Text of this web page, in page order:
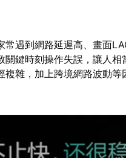
遇到網路延遲高、畫面
關鍵時刻操作失誤，讓人
雜，加上跨境網路波動